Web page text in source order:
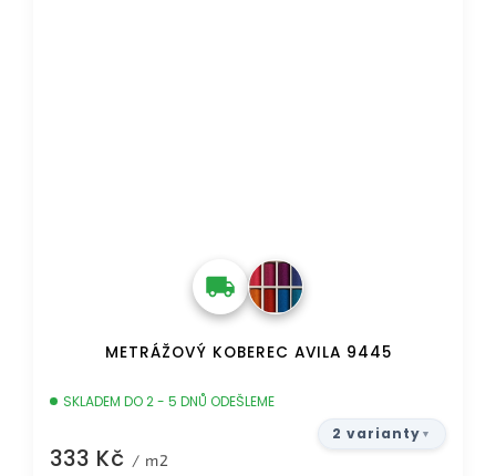
METRÁŽOVÝ KOBEREC AVILA 9445
SKLADEM DO 2 - 5 DNŮ ODEŠLEME
333 Kč / m2
2 varianty